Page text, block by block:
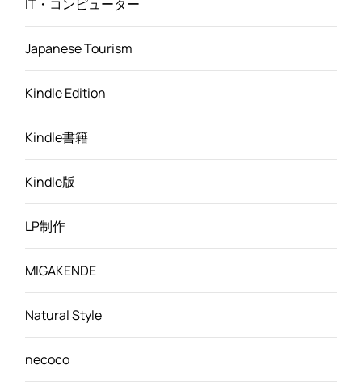
IT・コンピューター
Japanese Tourism
Kindle Edition
Kindle書籍
Kindle版
LP制作
MIGAKENDE
Natural Style
necoco